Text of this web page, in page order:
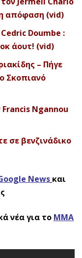
απόφαση (vid)
Doumbe :
άουτ! (vid)
– Πήγε
Σκοπιανό
Ngannou
σε βενζινάδικο
News και
νέα για το ΜΜΑ